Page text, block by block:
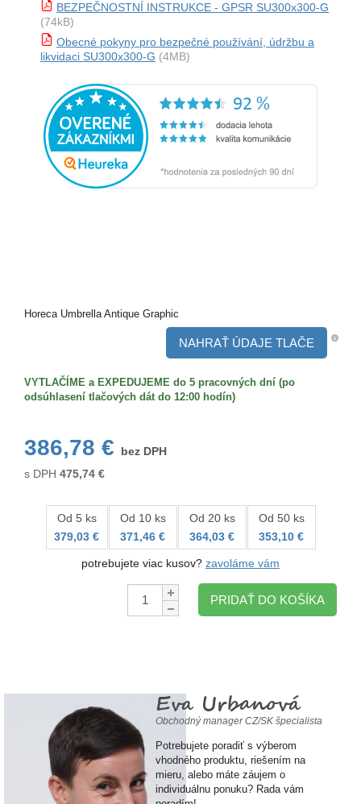
BEZPEČNOSTNÍ INSTRUKCE - GPSR SU300x300-G
(74kB)
Obecné pokyny pro bezpečné používání, údržbu a
likvidaci SU300x300-G (4MB)
Horeca Umbrella Antique Graphic
NAHRAŤ ÚDAJE TLAČE
VYTLAČÍME a EXPEDUJEME do 5 pracovných dní (po
odsúhlasení tlačových dát do 12:00 hodín)
386,78 €
bez DPH
s DPH 475,74 €
Od 5 ks
379,03 €
Od 10 ks
371,46 €
Od 20 ks
364,03 €
Od 50 ks
353,10 €
potrebujete viac kusov? zavoláme vám
Množstvo:
PRIDAŤ DO KOŠÍKA
Eva Urbanová
Obchodný manager CZ/SK špecialista
Potrebujete poradiť s výberom
vhodného produktu, riešením na
mieru, alebo máte záujem o
individuálnu ponuku? Rada vám